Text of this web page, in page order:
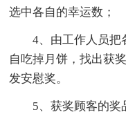
选中各自的幸运数；
4、由工作人员把
自吃掉月饼，找出获
发安慰奖。
5、获奖顾客的奖品